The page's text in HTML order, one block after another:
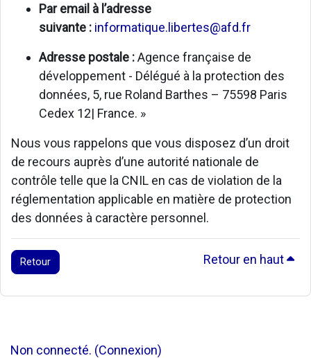
Par email à l’adresse
suivante : informatique.libertes@afd.fr
Adresse postale :Agence française de
développement - Délégué à la protection des
données, 5, rue Roland Barthes – 75598 Paris
Cedex 12| France. »
Nous vous rappelons que vous disposez d’un droit
de recours auprès d’une autorité nationale de
contrôle telle que la CNIL en cas de violation de la
réglementation applicable en matière de protection
des données à caractère personnel.
Retour Retour en haut
Non connecté. (Connexion)